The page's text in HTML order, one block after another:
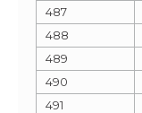
487
488
489
490
491